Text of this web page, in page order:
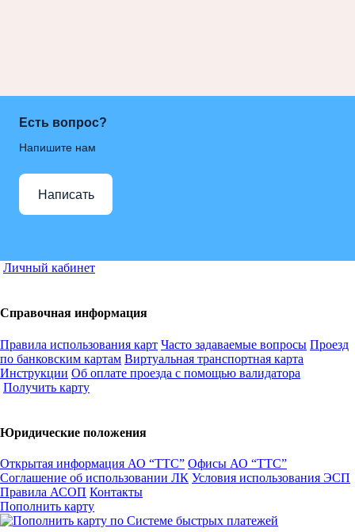
Есть вопрос?
Напишите нам
Написать
Личный кабинет
Справочная информация
Правила использования карт Часто задаваемые вопросы Проезд
по банковским картам Виртуальная транспортная карта
Инструкции Об оплате проезда с помощью валидатора
Получить карту
Юридические положения
Открытая информация АО “ТТС” Офисы АО “ТТС”
Соглашение об использовании ЛК Условия использования ЭСП
Правила АСОП Контакты
Пополнить карту